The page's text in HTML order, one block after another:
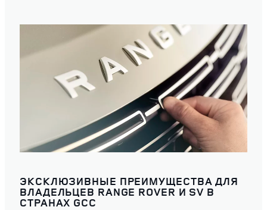
ЭКСКЛЮЗИВНЫЕ ПРЕИМУЩЕСТВА ДЛЯ
ВЛАДЕЛЬЦЕВ RANGE ROVER И SV В
СТРАНАХ GCC